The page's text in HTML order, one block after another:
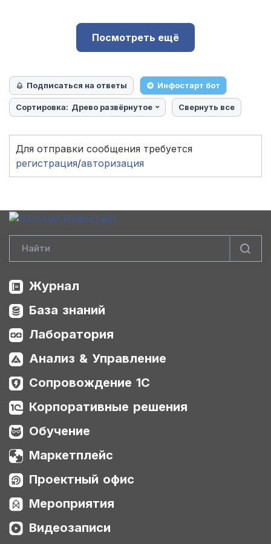
Посмотреть ещё
Подписаться на ответы Инфостарт бот
Сортировка: Древо развёрнутое Свернуть все
Для отправки сообщения требуется
регистрация/авторизация
Журнал
База знаний
Лаборатория
Анализ & Управление
Сопровождение 1С
Корпоративные решения
Обучение
Маркетплейс
Проектный офис
Мероприятия
Видеозаписи